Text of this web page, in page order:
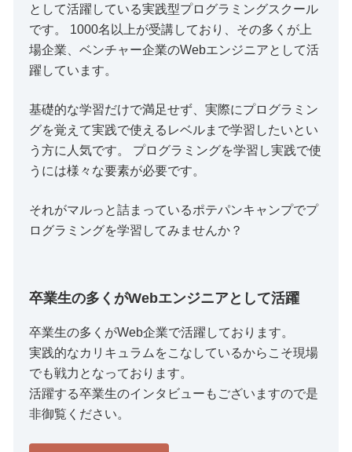
として活躍している実践型プログラミングスクール
です。 1000名以上が受講しており、その多くが上
場企業、ベンチャー企業のWebエンジニアとして活
躍しています。
基礎的な学習だけで満足せず、実際にプログラミン
グを覚えて実践で使えるレベルまで学習したいとい
う方に人気です。 プログラミングを学習し実践で使
うには様々な要素が必要です。
それがマルっと詰まっているポテパンキャンプでプ
ログラミングを学習してみませんか？
卒業生の多くがWebエンジニアとして活躍
卒業生の多くがWeb企業で活躍しております。
実践的なカリキュラムをこなしているからこそ現場
でも戦力となっております。
活躍する卒業生のインタビューもございますので是
非御覧ください。